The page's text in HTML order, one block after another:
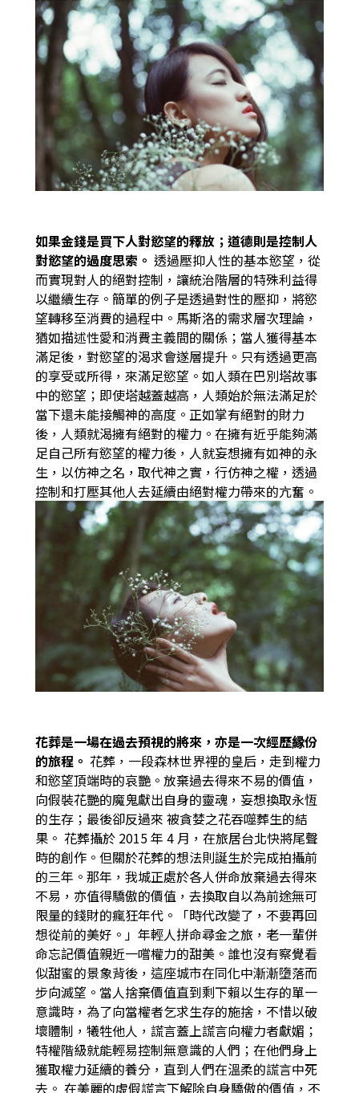
如果金錢是買下人對慾望的釋放；道德則是控制人
對慾望的過度思索。 透過壓抑人性的基本慾望，從
而實現對人的絕對控制，讓統治階層的特殊利益得
以繼續生存。簡單的例子是透過對性的壓抑，將慾
望轉移至消費的過程中。馬斯洛的需求層次理論，
猶如描述性愛和消費主義間的關係；當人獲得基本
滿足後，對慾望的渴求會遂層提升。只有透過更高
的享受或所得，來滿足慾望。如人類在巴別塔故事
中的慾望；即使塔越蓋越高，人類始於無法滿足於
當下還未能接觸神的高度。正如掌有絕對的財力
後，人類就渴擁有絕對的權力。在擁有近乎能夠滿
足自己所有慾望的權力後，人就妄想擁有如神的永
生，以仿神之名，取代神之實，行仿神之權，透過
控制和打壓其他人去延續由絕對權力帶來的亢奮。
花葬是一場在過去預視的將來，亦是一次經歷縁份
的旅程。 花葬，一段森林世界裡的皇后，走到權力
和慾望頂端時的哀艷。放棄過去得來不易的價值，
向假裝花艷的魔鬼獻出自身的靈魂，妄想換取永恆
的生存；最後卻反過來 被貪婪之花吞噬葬生的結
果。 花葬攝於 2015 年 4 月，在旅居台北快將尾聲
時的創作。但關於花葬的想法則誕生於完成拍攝前
的三年。那年，我城正處於各人併命放棄過去得來
不易，亦值得驕傲的價值，去換取自以為前途無可
限量的錢財的瘋狂年代。「時代改變了，不要再回
想從前的美好。」年輕人拼命尋金之旅，老一輩併
命忘記價值親近一嚐權力的甜美。誰也沒有察覺看
似甜蜜的景象背後，這座城市在同化中漸漸墮落而
步向滅望。當人捨棄價值直到剩下賴以生存的單一
意識時，為了向當權者乞求生存的施捨，不惜以破
壞體制，犧牲他人，謊言蓋上謊言向權力者獻媚；
特權階級就能輕易控制無意識的人們；在他們身上
獲取權力延續的養分，直到人們在溫柔的謊言中死
去。 在美麗的虛假謊言下解除自身驕傲的價值，不